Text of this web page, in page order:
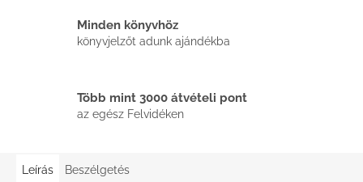
Minden könyvhöz
könyvjelzőt adunk ajándékba
Több mint 3000 átvételi pont
az egész Felvidéken
Leírás Beszélgetés